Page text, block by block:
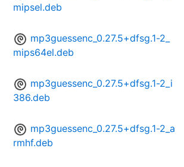
mipsel.deb
mp3guessenc_0.27.5+dfsg.1-2_
mips64el.deb
mp3guessenc_0.27.5+dfsg.1-2_i
386.deb
mp3guessenc_0.27.5+dfsg.1-2_a
rmhf.deb